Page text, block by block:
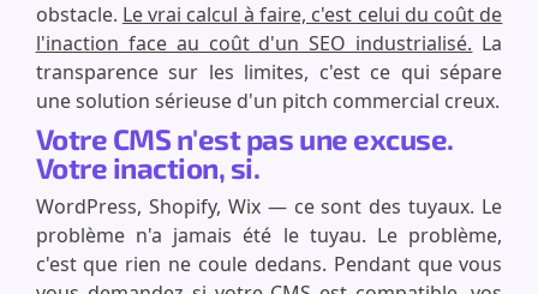
obstacle. Le vrai calcul à faire, c'est celui du coût de
l'inaction face au coût d'un SEO industrialisé. La
transparence sur les limites, c'est ce qui sépare
une solution sérieuse d'un pitch commercial creux.
Votre CMS n'est pas une excuse.
Votre inaction, si.
WordPress, Shopify, Wix — ce sont des tuyaux. Le
problème n'a jamais été le tuyau. Le problème,
c'est que rien ne coule dedans. Pendant que vous